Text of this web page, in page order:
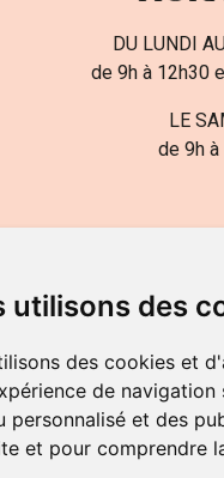
utilisons des
des cookies et
de
personnalisé et des
et pour comprendre
DU LUNDI
de 9h à 12h30
LE
de 9h
BE0882-700-